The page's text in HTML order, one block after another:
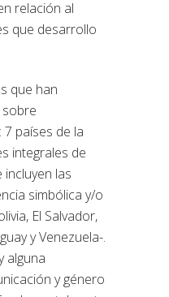
relación al
que desarrollo
que han
países de la
integrales de
las
simbólica y/o
El Salvador,
y Venezuela-.
alguna
y género